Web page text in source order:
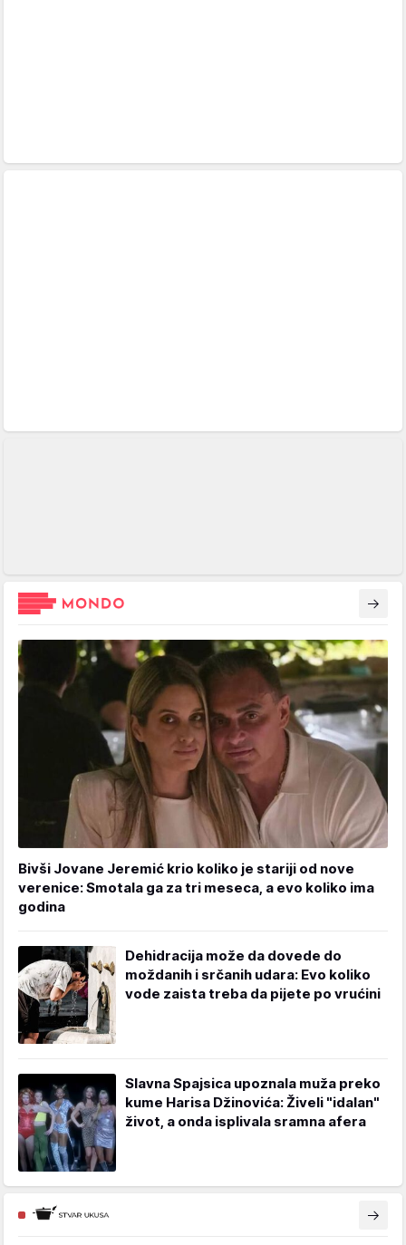
Bivši Jovane Jeremić krio koliko je stariji od nove
verenice: Smotala ga za tri meseca, a evo koliko ima
godina
Dehidracija može da dovede do
moždanih i srčanih udara: Evo koliko
vode zaista treba da pijete po vrućini
Slavna Spajsica upoznala muža preko
kume Harisa Džinovića: Živeli "idalan"
život, a onda isplivala sramna afera